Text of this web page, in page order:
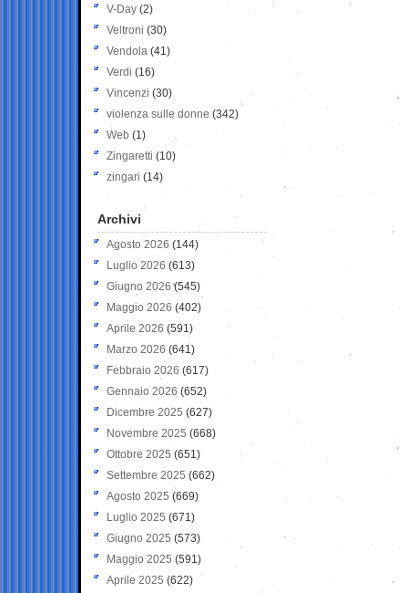
V-Day (2)
Veltroni (30)
Vendola (41)
Verdi (16)
Vincenzi (30)
violenza sulle donne (342)
Web (1)
Zingaretti (10)
zingari (14)
Archivi
Agosto 2026 (144)
Luglio 2026 (613)
Giugno 2026 (545)
Maggio 2026 (402)
Aprile 2026 (591)
Marzo 2026 (641)
Febbraio 2026 (617)
Gennaio 2026 (652)
Dicembre 2025 (627)
Novembre 2025 (668)
Ottobre 2025 (651)
Settembre 2025 (662)
Agosto 2025 (669)
Luglio 2025 (671)
Giugno 2025 (573)
Maggio 2025 (591)
Aprile 2025 (622)